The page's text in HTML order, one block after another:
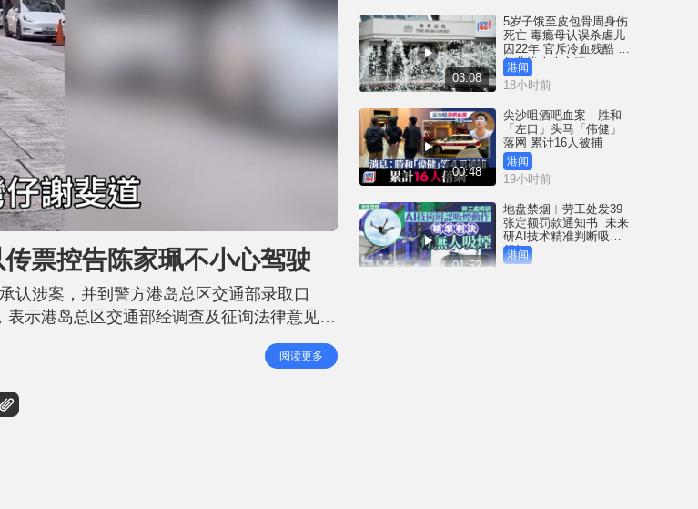
票控告陈家珮不小心驾驶
认涉案，并到警方港岛总区交通部录取口
示港岛总区交通部经调查及征询法律意见
扣5分 最高罚$5000及监禁6个月 根据第374
慎及专注，或未有合理顾及其他使用该道路
阅读更多
03:08
5岁子饿至皮包骨周身伤
死亡 毒瘾母认误杀虐儿
囚22年 官斥冷血残酷 案
件悲惨令人心碎
港闻
18小时前
00:48
尖沙咀酒吧血案｜胜和
「左口」头马「伟健」
落网 累计16人被捕
港闻
19小时前
01:52
地盘禁烟︱劳工处发39
张定额罚款通知书 未来
研AI技术精准判断吸烟
行为
港闻